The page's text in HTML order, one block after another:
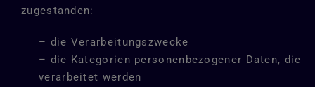
zugestanden:
– die Verarbeitungszwecke
– die Kategorien personenbezogener Daten, die
verarbeitet werden